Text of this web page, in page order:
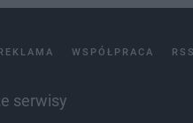
WSPÓŁPRACA RSS
serwisy